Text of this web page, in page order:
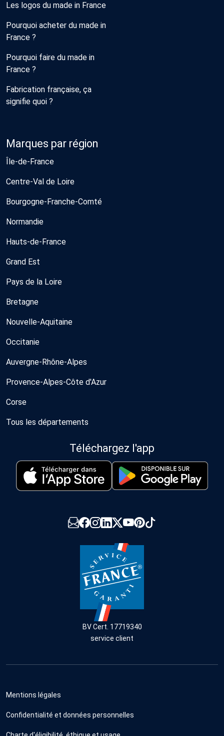
Les logos du made in France
Pourquoi acheter du made in
France ?
Pourquoi faire du made in
France ?
Fabrication française, ça
signifie quoi ?
Marques par région
Île-de-France
Centre-Val de Loire
Bourgogne-Franche-Comté
Normandie
Hauts-de-France
Grand Est
Pays de la Loire
Bretagne
Nouvelle-Aquitaine
Occitanie
Auvergne-Rhône-Alpes
Provence-Alpes-Côte d'Azur
Corse
Tous les départements
Téléchargez l'app
BV Cert. 17719340
service client
Mentions légales
Confidentialité et données personnelles